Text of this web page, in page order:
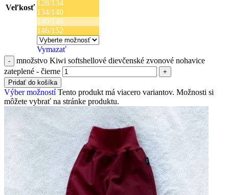
Veľkosť
128/134
134/140
140/146
146/152
Vymazať
množstvo Kiwi softshellové dievčenské zvonové nohavice
zateplené - čierne
Pridať do košíka
Výber možností Tento produkt má viacero variantov. Možnosti si
môžete vybrať na stránke produktu.